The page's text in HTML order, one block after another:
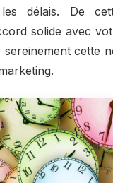
délais. De
solide avec
sereinement cette